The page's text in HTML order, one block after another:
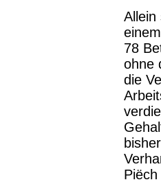
Allein
78
ohne
die